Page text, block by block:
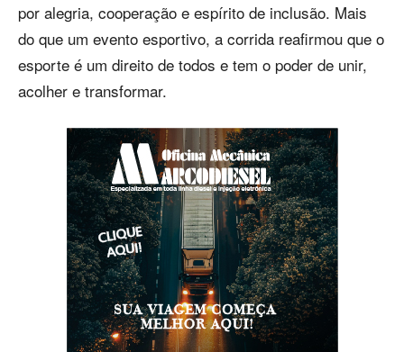
por alegria, cooperação e espírito de inclusão. Mais
do que um evento esportivo, a corrida reafirmou que o
esporte é um direito de todos e tem o poder de unir,
acolher e transformar.